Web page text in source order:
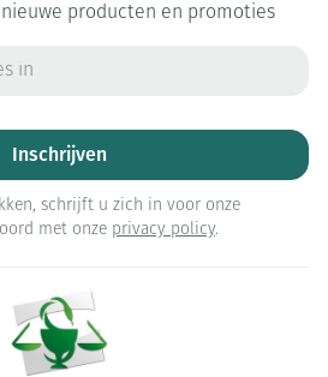
producten en promoties
Inschrijven
schrijft u zich in voor onze
met onze privacy policy.